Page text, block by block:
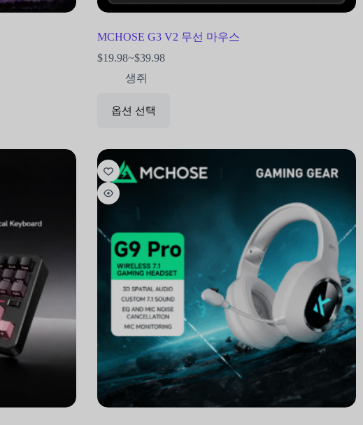
MCHOSE G3 V2 무선 마우스
$19.98~$39.98
생쥐
옵션 선택